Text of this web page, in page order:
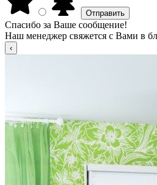
Спасибо за Ваше сообщение!
Наш менеджер свяжется с Вами в